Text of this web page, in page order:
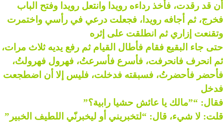
أن قد رقدت، فأخذ رداءه رويدا وانتعل رويدا وفتح الباب
فخرج، ثم أجافه رويدا، فجعلت درعي في رأسي واختمرت
وتقنعت إزاري ثم انطلقت على إثره
حتى جاء البقيع فقام فأطال القيام ثم رفع يديه ثلاث مرات،
ثم انحرف فانحرفت، فأسرع فأسرعتُ، فهرول فهرولتُ،
فأحضر فأحضرتُ، فسبقته فدخلت، فليس إلا أن اضطجعت
فدخل
فقال: “”مالك يا عائش حشيا رابية؟”
قلت: لا شيء، قال: “لتخبريني أو ليخبرنّي اللطيف الخبير”